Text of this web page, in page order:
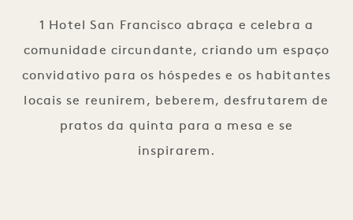
1 Hotel San Francisco abraça e celebra a
comunidade circundante, criando um espaço
convidativo para os hóspedes e os habitantes
locais se reunirem, beberem, desfrutarem de
pratos da quinta para a mesa e se
inspirarem.